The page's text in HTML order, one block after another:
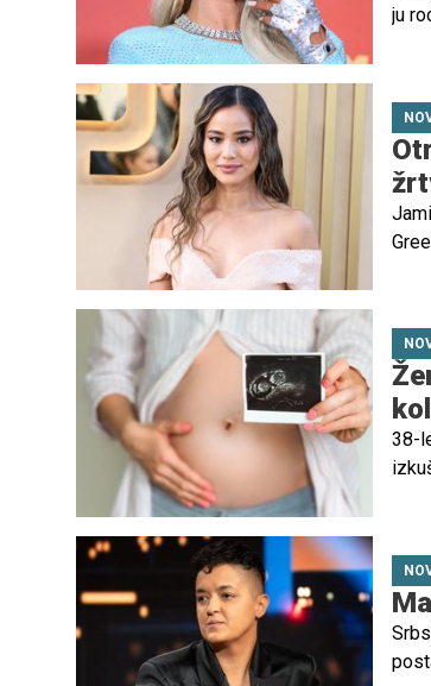
ju
38-